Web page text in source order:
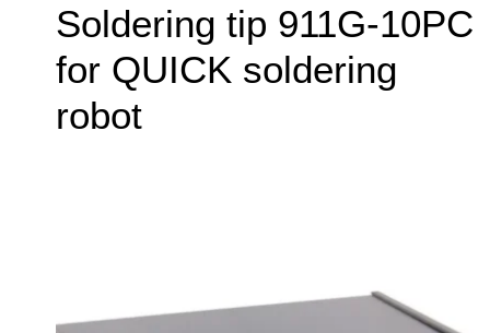
Soldering tip 911G-10PC
for QUICK soldering
robot